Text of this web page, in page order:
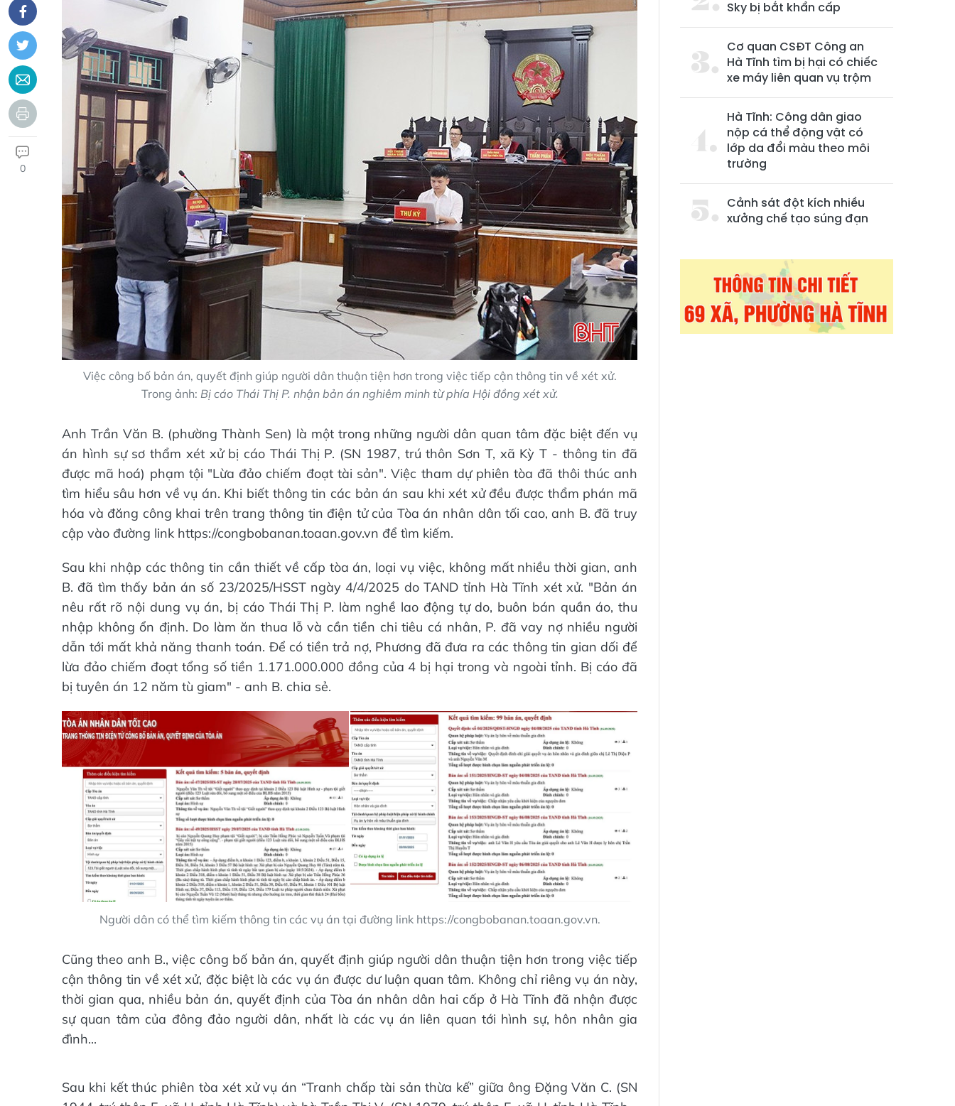
0
Việc công bố bản án, quyết định giúp người dân thuận tiện hơn trong việc tiếp cận thông tin về xét xử.
Trong ảnh: Bị cáo Thái Thị P. nhận bản án nghiêm minh từ phía Hội đồng xét xử.
Anh Trần Văn B. (phường Thành Sen) là một trong những người dân quan tâm đặc biệt đến vụ
án hình sự sơ thẩm xét xử bị cáo Thái Thị P. (SN 1987, trú thôn Sơn T, xã Kỳ T - thông tin đã
được mã hoá) phạm tội "Lừa đảo chiếm đoạt tài sản". Việc tham dự phiên tòa đã thôi thúc anh
tìm hiểu sâu hơn về vụ án. Khi biết thông tin các bản án sau khi xét xử đều được thẩm phán mã
hóa và đăng công khai trên trang thông tin điện tử của Tòa án nhân dân tối cao, anh B. đã truy
cập vào đường link https://congbobanan.toaan.gov.vn để tìm kiếm.
Sau khi nhập các thông tin cần thiết về cấp tòa án, loại vụ việc, không mất nhiều thời gian, anh
B. đã tìm thấy bản án số 23/2025/HSST ngày 4/4/2025 do TAND tỉnh Hà Tĩnh xét xử. "Bản án
nêu rất rõ nội dung vụ án, bị cáo Thái Thị P. làm nghề lao động tự do, buôn bán quần áo, thu
nhập không ổn định. Do làm ăn thua lỗ và cần tiền chi tiêu cá nhân, P. đã vay nợ nhiều người
dẫn tới mất khả năng thanh toán. Để có tiền trả nợ, Phương đã đưa ra các thông tin gian dối để
lừa đảo chiếm đoạt tổng số tiền 1.171.000.000 đồng của 4 bị hại trong và ngoài tỉnh. Bị cáo đã
bị tuyên án 12 năm tù giam" - anh B. chia sẻ.
Người dân có thể tìm kiếm thông tin các vụ án tại đường link https://congbobanan.toaan.gov.vn.
Cũng theo anh B., việc công bố bản án, quyết định giúp người dân thuận tiện hơn trong việc tiếp
cận thông tin về xét xử, đặc biệt là các vụ án được dư luận quan tâm. Không chỉ riêng vụ án này,
thời gian qua, nhiều bản án, quyết định của Tòa án nhân dân hai cấp ở Hà Tĩnh đã nhận được
sự quan tâm của đông đảo người dân, nhất là các vụ án liên quan tới hình sự, hôn nhân gia
đình...
Sau khi kết thúc phiên tòa xét xử vụ án “Tranh chấp tài sản thừa kế” giữa ông Đặng Văn C. (SN
Sky bị bắt khẩn cấp
Cơ quan CSĐT Công an
Hà Tĩnh tìm bị hại có chiếc
xe máy liên quan vụ trộm
Hà Tĩnh: Công dân giao
nộp cá thể động vật có
lớp da đổi màu theo môi
trường
Cảnh sát đột kích nhiều
xưởng chế tạo súng đạn